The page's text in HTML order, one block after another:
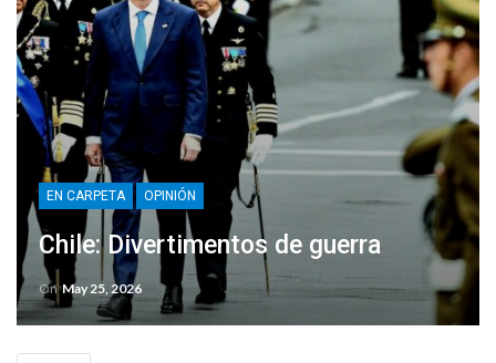
EN CARPETA OPINIÓN
Chile: Divertimentos de guerra
On May 25, 2026